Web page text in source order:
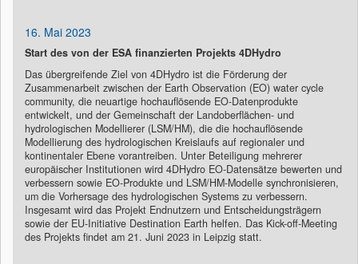
16. Mai 2023
Start des von der ESA finanzierten Projekts 4DHydro
Das übergreifende Ziel von 4DHydro ist die Förderung der
Zusammenarbeit zwischen der Earth Observation (EO) water cycle
community, die neuartige hochauflösende EO-Datenprodukte
entwickelt, und der Gemeinschaft der Landoberflächen- und
hydrologischen Modellierer (LSM/HM), die die hochauflösende
Modellierung des hydrologischen Kreislaufs auf regionaler und
kontinentaler Ebene vorantreiben. Unter Beteiligung mehrerer
europäischer Institutionen wird 4DHydro EO-Datensätze bewerten und
verbessern sowie EO-Produkte und LSM/HM-Modelle synchronisieren,
um die Vorhersage des hydrologischen Systems zu verbessern.
Insgesamt wird das Projekt Endnutzern und Entscheidungsträgern
sowie der EU-Initiative Destination Earth helfen. Das Kick-off-Meeting
des Projekts findet am 21. Juni 2023 in Leipzig statt.